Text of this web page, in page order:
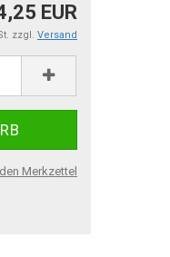
EUR
zzgl. Versand
Merkzettel